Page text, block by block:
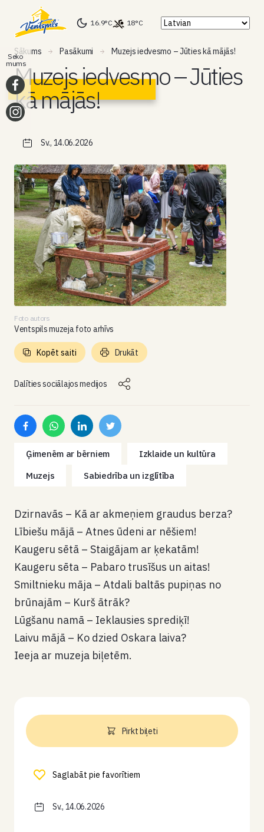
16.9°C 18°C
Sākums Pasākumi Muzejs iedvesmo – Jūties kā mājās!
Muzejs iedvesmo – Jūties
kā mājās!
Sv., 14.06.2026
Foto autors
Ventspils muzeja foto arhīvs
Dalīties sociālajos medijos
Kopēt saiti Drukāt
Ģimenēm ar bērniem
Izklaide un kultūra
Muzejs
Sabiedrība un izglītība
Dzirnavās – Kā ar akmeņiem graudus berza?
Lībiešu mājā – Atnes ūdeni ar nēšiem!
Kaugeru sētā – Staigājam ar ķekatām!
Kaugeru sēta – Pabaro trusīšus un aitas!
Smiltnieku māja – Atdali baltās pupiņas no
brūnajām – Kurš ātrāk?
Lūgšanu namā – Ieklausies sprediķī!
Laivu mājā – Ko dzied Oskara laiva?
Ieeja ar muzeja biļetēm.
Pirkt biļeti
Saglabāt pie favorītiem
Sv., 14.06.2026
Seko
mums